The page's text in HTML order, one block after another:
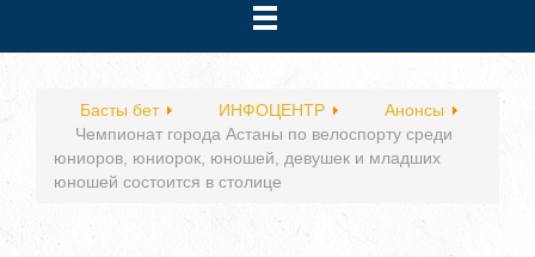
Басты бет ИНФОЦЕНТР
Анонсы
Чемпионат города Астаны по велоспорту среди
юниоров, юниорок, юношей, девушек и младших
юношей состоится в столице